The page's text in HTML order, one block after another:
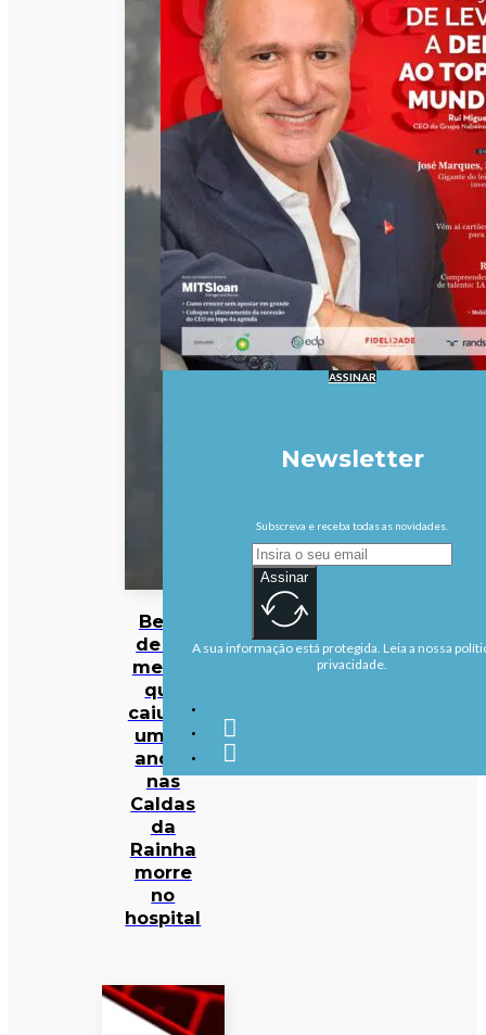
Bebé
de 22
meses
que
caiu de
um 4º
andar
nas
Caldas
da
Rainha
morre
no
hospital
ASSINAR
Newsletter
Subscreva e receba todas as novidades.
Assinar
A sua informação está protegida. Leia a nossa
privacidade.